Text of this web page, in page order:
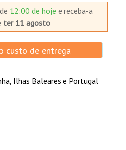
12:00 de hojee receba-a
ter 11 agosto
custo de entrega
Ilhas Baleares e Portugal